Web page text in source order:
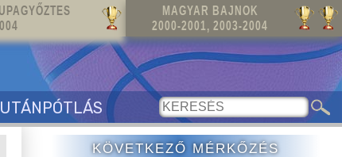
MAGYAR BAJNOK
2000-2001, 2003-2004
UTÁNPÓTLÁS
KÖVETKEZŐ MÉRKŐZÉS